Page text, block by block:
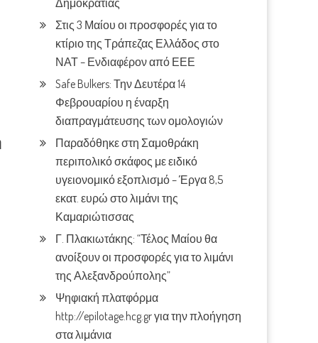
Δημοκρατίας
Στις 3 Μαίου οι προσφορές για το
κτίριο της Τράπεζας Ελλάδος στο
ΝΑΤ – Ενδιαφέρον από ΕΕΕ
Safe Bulkers: Την Δευτέρα 14
Φεβρουαρίου η έναρξη
διαπραγμάτευσης των ομολογιών
Παραδόθηκε στη Σαμοθράκη
περιπολικό σκάφος με ειδικό
υγειονομικό εξοπλισμό – Έργα 8,5
εκατ. ευρώ στο λιμάνι της
Καμαριώτισσας
Γ. Πλακιωτάκης: “Τέλος Μαίου θα
ανοίξουν οι προσφορές για το λιμάνι
της Αλεξανδρούπολης”
Ψηφιακή πλατφόρμα
http://epilotage.hcg.gr για την πλοήγηση
στα λιμάνια